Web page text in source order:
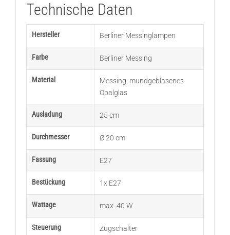
Technische Daten
Hersteller Berliner Messinglampen
Farbe Berliner Messing
Material Messing mundgeblasenes
Opalglas
Ausladung 25 cm
Durchmesser Ø 20 cm
Fassung E27
Bestückung 1x E27
Wattage max. 40 W
Steuerung Zugschalter